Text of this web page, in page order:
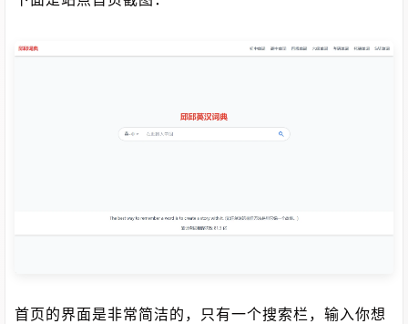
首页的界面是非常简洁的，只有一个搜索栏，输入你想